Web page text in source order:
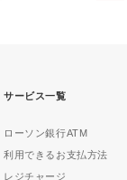
サービス一覧
ローソン銀行ATM
利用できるお支払方法
レジチャージ